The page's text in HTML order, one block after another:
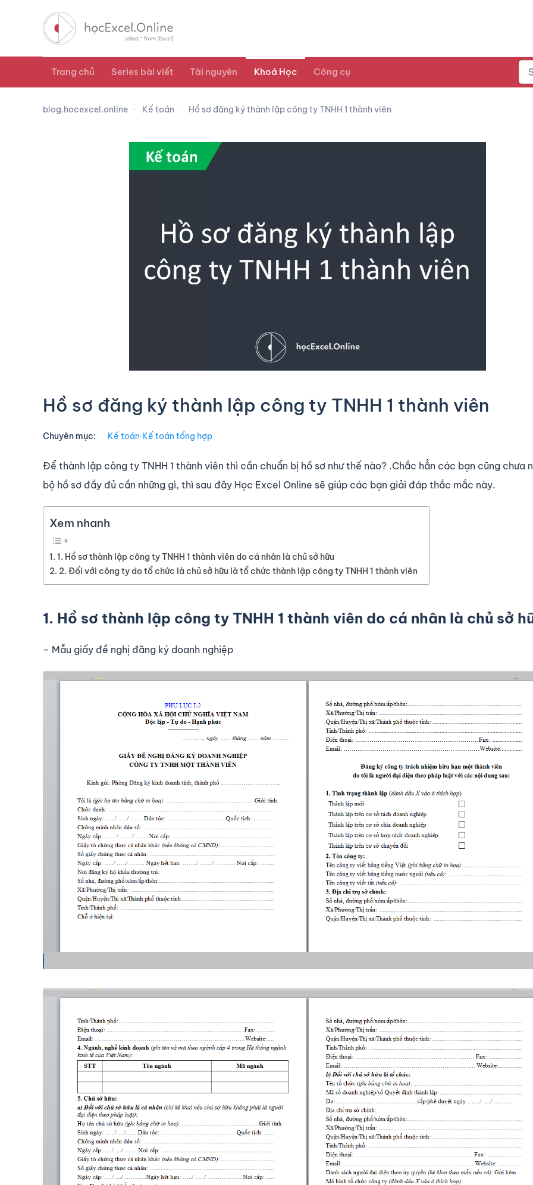
Trang chủ Series bài viết Tài nguyên Khoá Học Công cụ
blog.hocexcel.online Kế toán Hồ sơ đăng ký thành lập công ty TNHH 1 thành viên
Hồ sơ đăng ký thành lập công ty TNHH 1 thành viên
Chuyên mục: Kế toán∙Kế toán tổng hợp
Để thành lập công ty TNHH 1 thành viên thì cần chuẩn bị hồ sơ như thế nào? .Chắc hẳn các bạn cũng chưa
bộ hồ sơ đầy đủ cần những gì, thì sau đây Học Excel Online sẽ giúp các bạn giải đáp thắc mắc này.
Xem nhanh
1. Hồ sơ thành lập công ty TNHH 1 thành viên do cá nhân là chủ sở hữu
2. Đối với công ty do tổ chức là chủ sở hữu là tổ chức thành lập công ty TNHH 1 thành viên
1. Hồ sơ thành lập công ty TNHH 1 thành viên do cá nhân là chủ sở
– Mẫu giấy đề nghị đăng ký doanh nghiệp